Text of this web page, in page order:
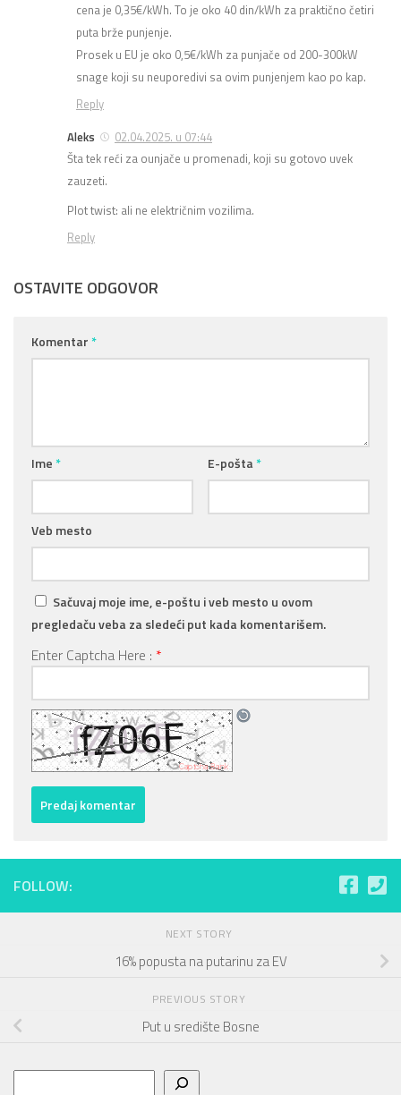
cena je 0,35€/kWh. To je oko 40 din/kWh za praktično četiri
puta brže punjenje.
Prosek u EU je oko 0,5€/kWh za punjače od 200-300kW
snage koji su neuporedivi sa ovim punjenjem kao po kap.
Reply
Aleks
02.04.2025. u 07:44
Šta tek reći za ounjače u promenadi, koji su gotovo uvek
zauzeti.
Plot twist: ali ne električnim vozilima.
Reply
OSTAVITE ODGOVOR
Komentar*
Ime* E-pošta*
Veb mesto
Sačuvaj moje ime, e-poštu i veb mesto u ovom
pregledaču veba za sledeći put kada komentarišem.
Enter Captcha Here : *
FOLLOW:
NEXT STORY
16% popusta na putarinu za EV
PREVIOUS STORY
Put u središte Bosne